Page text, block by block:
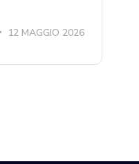
12 MAGGIO 2026